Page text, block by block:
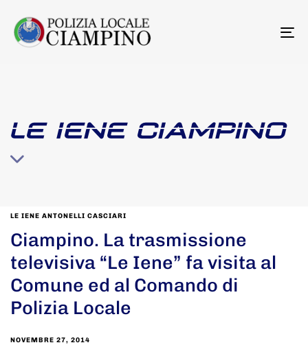
LE IENE CIAMPINO
LE IENE ANTONELLI CASCIARI
Ciampino. La trasmissione
televisiva “Le Iene” fa visita al
Comune ed al Comando di
Polizia Locale
NOVEMBRE 27, 2014